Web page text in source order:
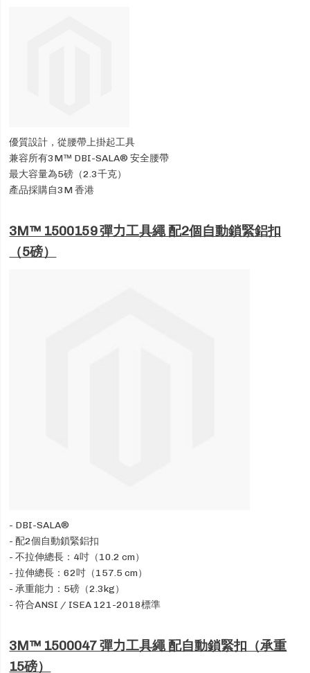
優質設計，從腰帶上掛起工具
兼容所有3M™ DBI-SALA® 安全腰帶
最大容量為5磅（2.3千克）
產品採購自3M 香港
3M™ 1500159 彈力工具繩 配2個自動鎖緊鋁扣
（5磅）
- DBI-SALA®
- 配2個自動鎖緊鋁扣
- 不拉伸總長：4吋（10.2 cm）
- 拉伸總長：62吋（157.5 cm）
- 承重能力：5磅（2.3kg）
- 符合ANSI / ISEA 121-2018標準
3M™ 1500047 彈力工具繩 配自動鎖緊扣（承重
15磅）